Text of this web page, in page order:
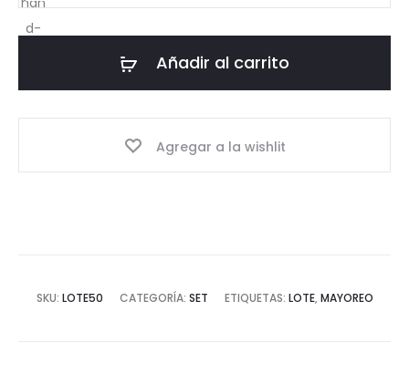
Pines
Añadir al carrito
Agregar a la wishlit
SKU: LOTE50 CATEGORÍA: SET ETIQUETAS: LOTE, MAYOREO